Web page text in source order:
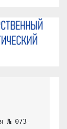
№ 073-